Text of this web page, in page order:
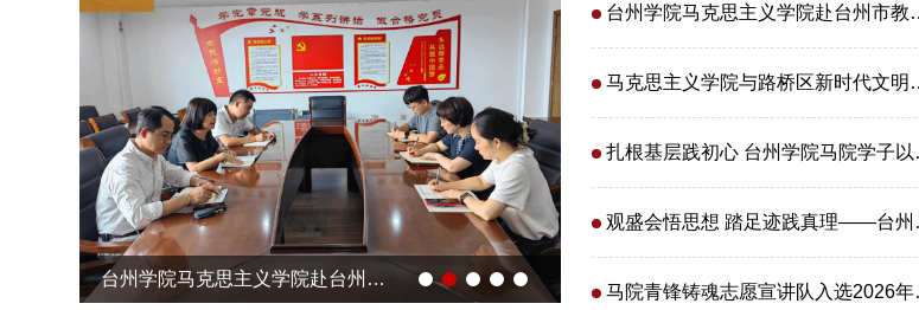
台州学院马克思主义学院赴台州市教育局、台州市教育教学研究院开展工作交流
台州学院马克思主义学院赴台州市教育局、台州市教育教学研究院开展工作交流
马克思主义学院与路桥区新时代文明实践中心开展共建宣讲 让党的创新理论“飞入寻常百姓家”
扎根基层践初心 台州学院马院学子以实干青春赋能乡村振兴
观盛会悟思想 踏足迹践真理——台州学院马克思主义学院党员赴安吉余村开展七一主题党日活动
马院青锋铸魂志愿宣讲队入选2026年全国大学生“两弹一星”精神志愿宣讲团